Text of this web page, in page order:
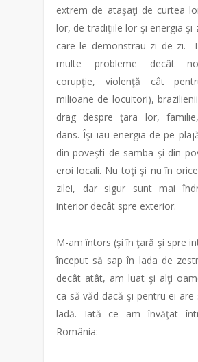
extrem de ataşaţi de curtea
lor, de tradiţiile lor şi energia şi
care le demonstrau zi de zi.
multe probleme decât
corupţie, violenţă cât
milioane de locuitori),
drag despre ţara lor,
dans. Îşi iau energia de pe
din poveşti de samba şi din
eroi locali. Nu toţi şi nu în
zilei, dar sigur sunt mai
interior decât spre exterior.
M-am întors (şi în ţară şi spre
început să sap în lada de
decât atât, am luat şi alţi
ca să văd dacă şi pentru ei are
ladă. Iată ce am învăţat
România: